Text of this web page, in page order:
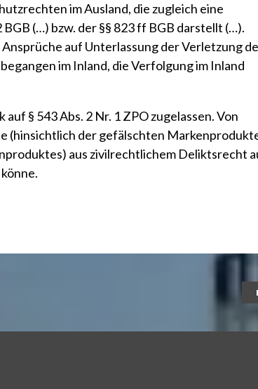
im Ausland, die zugleich eine
(…) bzw. der §§ 823 ff BGB darstellt (…).
auf Unterlassung der Verletzung
im Inland, die Verfolgung im Inland
§ 543 Abs. 2 Nr. 1 ZPO zugelassen. Von
(hinsichtlich der gefälschten
aus zivilrechtlichem Deliktsrecht